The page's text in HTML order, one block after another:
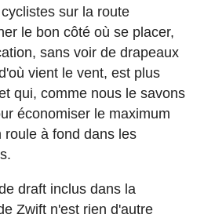
sur la route
le bon côté où se placer,
sans voir de drapeaux
vient le vent, est plus
qui, comme nous le savons
économiser le maximum
à fond dans les
draft inclus dans la
Zwift n'est rien d'autre